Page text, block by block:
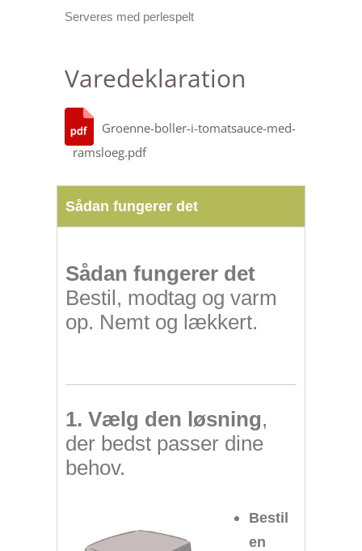
Serveres med perlespelt
Varedeklaration
Groenne-boller-i-tomatsauce-med-
ramsloeg.pdf
Sådan fungerer det
Sådan fungerer det
Bestil, modtag og varm
op. Nemt og lækkert.
1. Vælg den løsning,
der bedst passer dine
behov.
Bestil
en